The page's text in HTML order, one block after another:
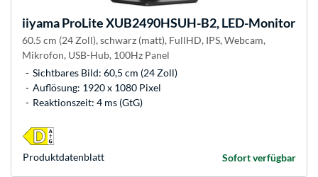
iiyamaProLite XUB2490HSUH-B2, LED-Monitor
60.5 cm (24 Zoll), schwarz (matt), FullHD, IPS, Webcam,
Mikrofon, USB-Hub, 100Hz Panel
Sichtbares Bild: 60,5 cm (24 Zoll)
Auflösung: 1920 x 1080 Pixel
Reaktionszeit: 4 ms (GtG)
Sofort verfügbar
Produkt­datenblatt